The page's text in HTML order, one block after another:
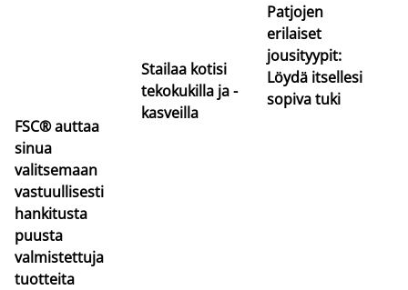
FSC® auttaa
sinua
valitsemaan
vastuullisesti
hankitusta
puusta
valmistettuja
tuotteita
Stailaa kotisi
tekokukilla ja -
kasveilla
Patjojen
erilaiset
jousityypit:
Löydä itsellesi
sopiva tuki